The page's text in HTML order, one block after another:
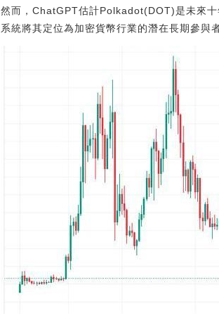
然而，ChatGPT估計Polkadot(DOT)是未來
系統將其定位為加密貨幣行業的潛在長期參與